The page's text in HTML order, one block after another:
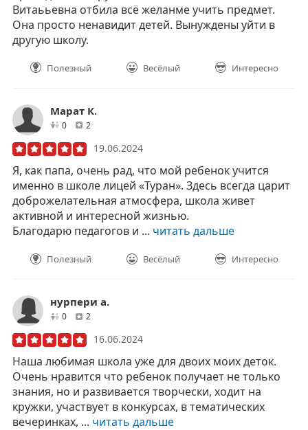
Витаььевна отбила всё желанме учить предмет.
Она просто ненавидит детей. Вынуждены уйти в
другую школу.
Полезный Весёлый Интересно
Марат К.
0друзей
2
19.06.2024
Я, как папа, очень рад, что мой ребенок учится
именно в школе лицей «Туран». Здесь всегда царит
доброжелательная атмосфера, школа живет
активной и интересной жизнью.
Благодарю педагогов и ... читать дальше
Полезный Весёлый Интересно
нурпери а.
0друзей
2
16.06.2024
Наша любимая школа уже для двоих моих деток.
Очень нравится что ребенок получает не только
знания, но и развивается творчески, ходит на
кружки, участвует в конкурсах, в тематических
вечеринках, ... читать дальше